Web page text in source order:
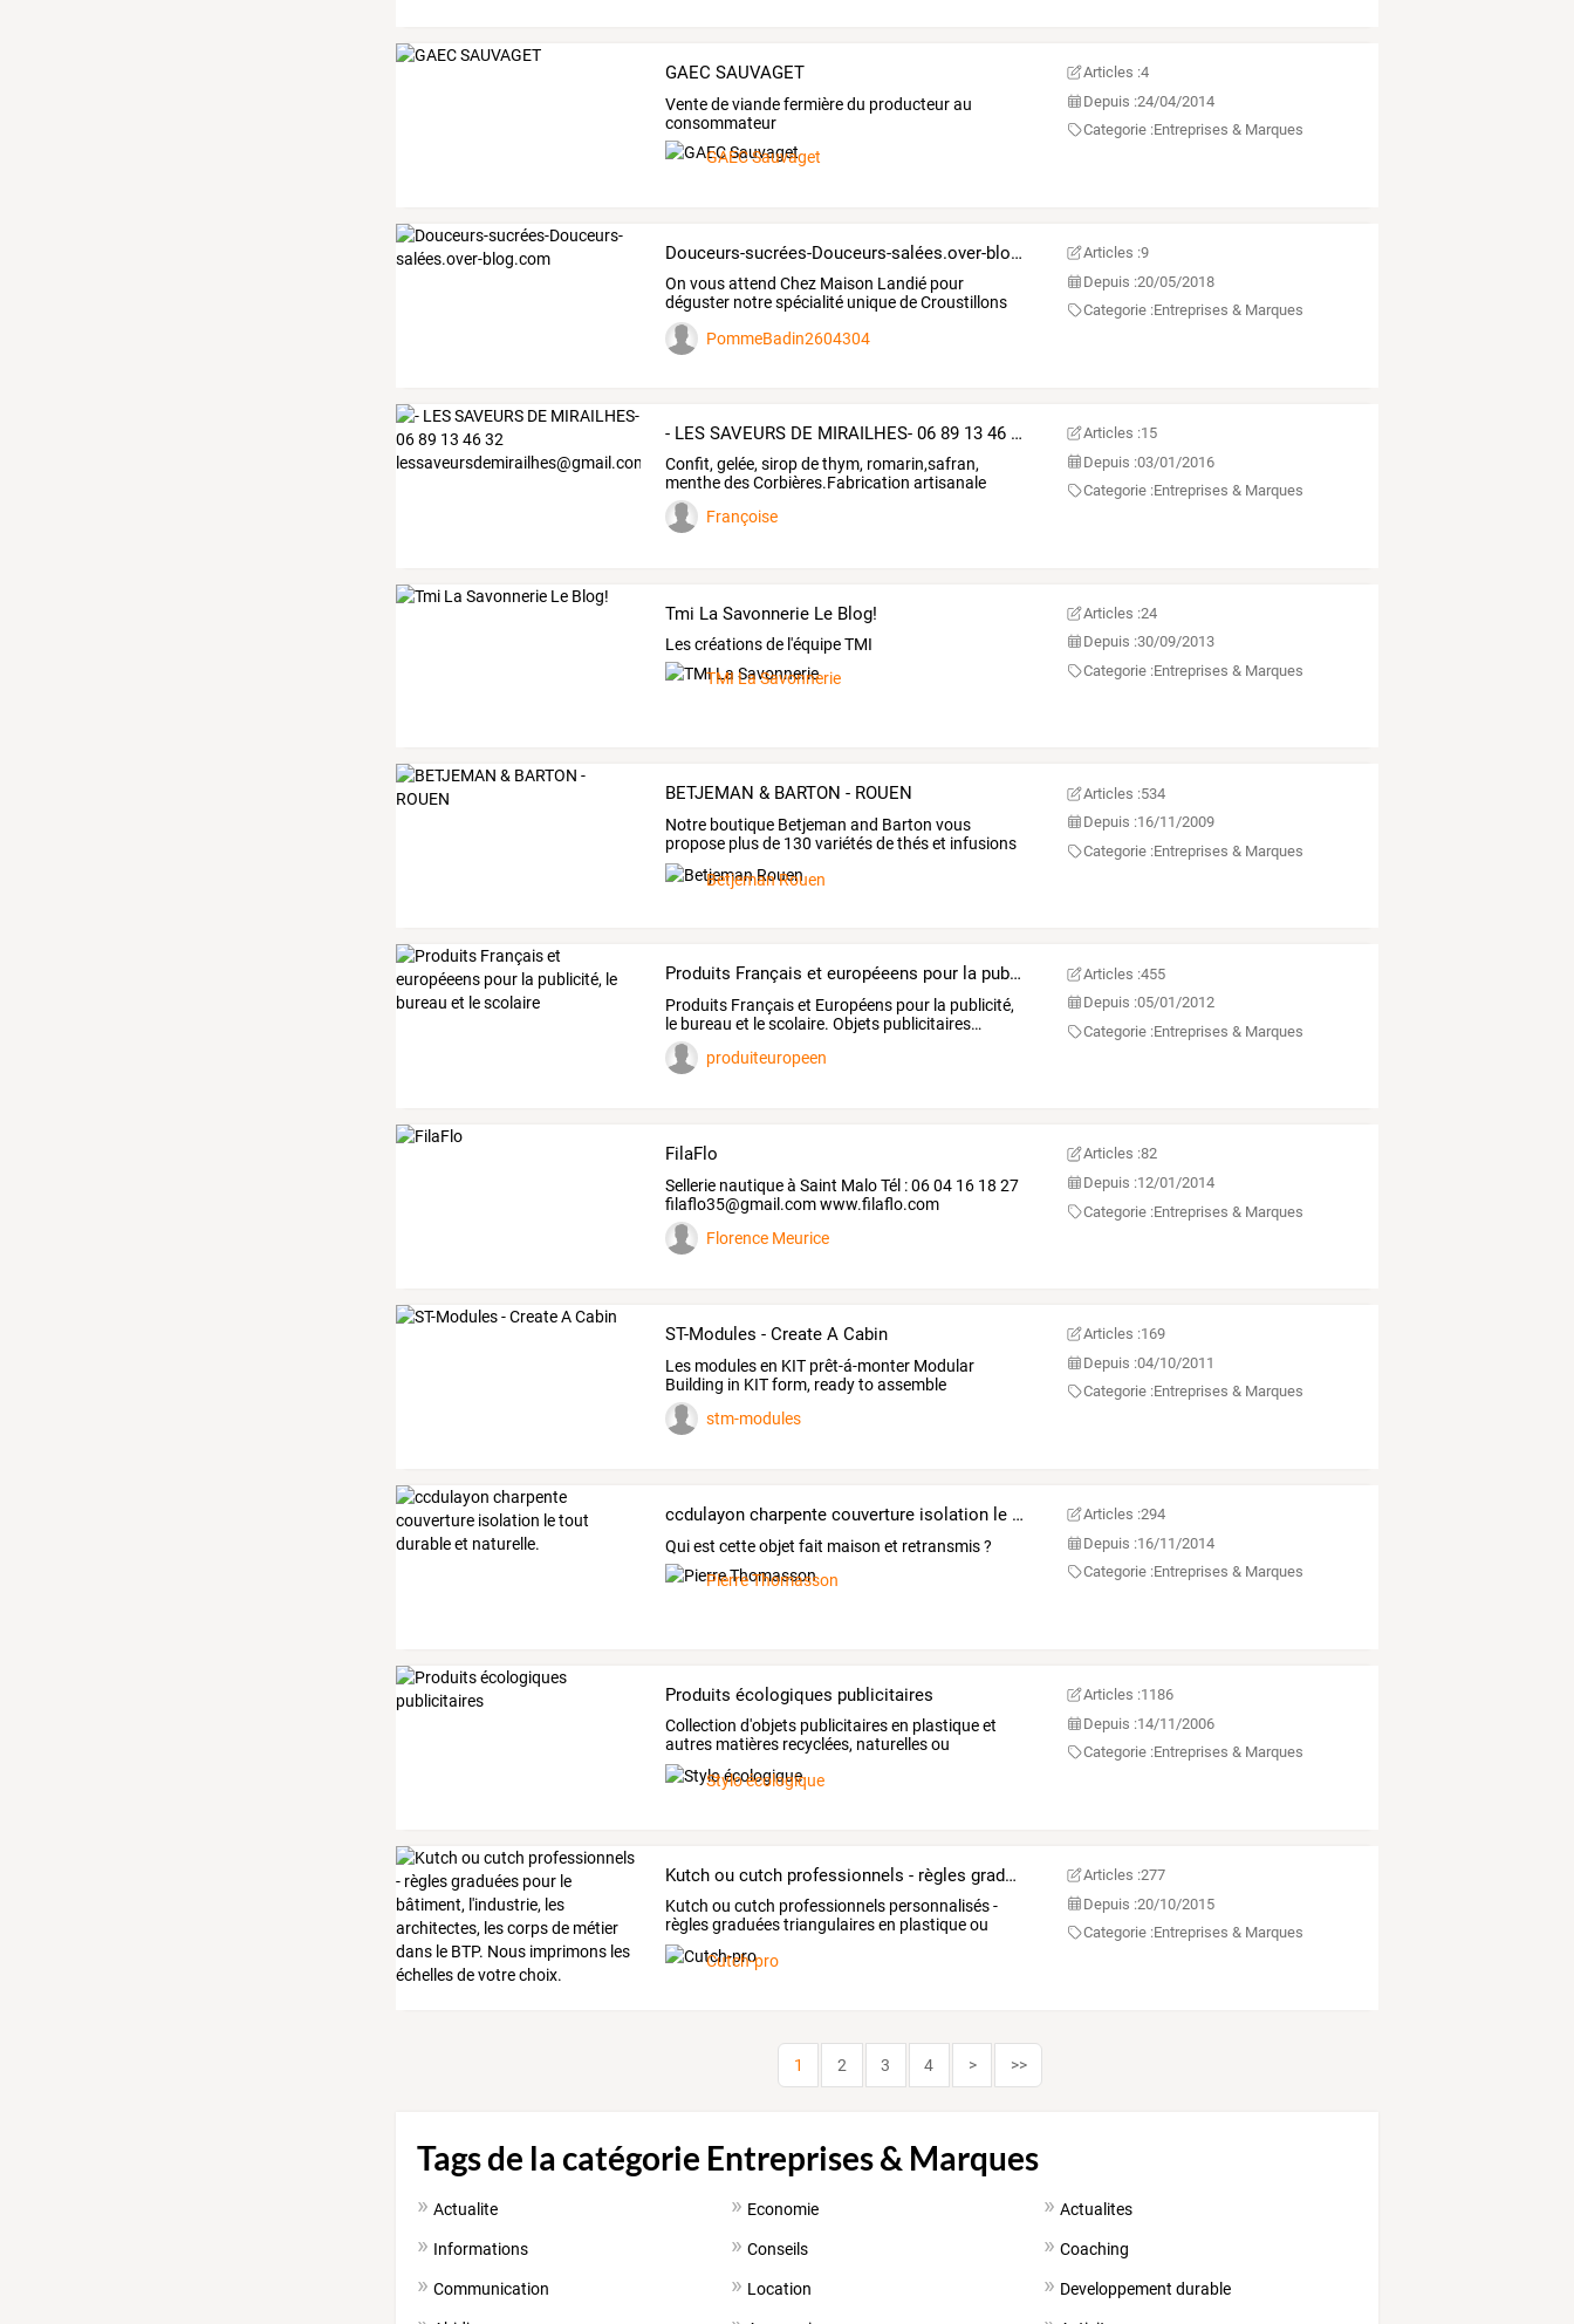
GAEC SAUVAGET
Vente de viande fermière du producteur au
consommateur
GAEC Sauvaget
Articles :4
Depuis :24/04/2014
Categorie :Entreprises & Marques
Douceurs-sucrées-Douceurs-salées.over-blog.com
On vousattend Chez Maison Landié pour
déguster notrespécialité uniquedeCroustillons
surBinic
PommeBadin2604304
Articles :9
Depuis :20/05/2018
Categorie :Entreprises & Marques
- LES SAVEURS DE MIRAILHES- 06 89 13 46 32 lessaveursdemirailhes@gmail.com
Confit, gelée, sirop de thym, romarin,safran,
menthe des Corbières.Fabrication artisanale
Françoise
Articles :15
Depuis :03/01/2016
Categorie :Entreprises & Marques
Tmi La Savonnerie Le Blog!
Les créations de l'équipe TMI
TMI La Savonnerie
Articles :24
Depuis :30/09/2013
Categorie :Entreprises & Marques
BETJEMAN & BARTON - ROUEN
Notre boutique Betjeman and Barton vous
propose plusde 130 variétésdethéset infusions
en
Betjeman Rouen
Articles :534
Depuis :16/11/2009
Categorie :Entreprises & Marques
Produits Français et européeens pour la publicité, le bureau et le scolaire
Produits Françaiset Européens pour la publicité,
le bureau et lescolaire. Objets publicitaires…
produiteuropeen
Articles :455
Depuis :05/01/2012
Categorie :Entreprises & Marques
FilaFlo
Sellerie nautique à Saint Malo Tél : 06 04 16 18 27
filaflo35@gmail.com www.filaflo.com
Florence Meurice
Articles :82
Depuis :12/01/2014
Categorie :Entreprises & Marques
ST-Modules - Create A Cabin
Les modules en KIT prêt-á-monter Modular
Building in KIT form, ready to assemble
stm-modules
Articles :169
Depuis :04/10/2011
Categorie :Entreprises & Marques
ccdulayon charpente couverture isolation le tout durable et naturelle.
Qui est cette objet fait maison et retransmis ?
Pierre Thomasson
Articles :294
Depuis :16/11/2014
Categorie :Entreprises & Marques
Produits écologiques publicitaires
Collection d'objets publicitairesen plastiqueet
autres matières recyclées, naturellesou
biodégradables.
Stylo écologique
Articles :1186
Depuis :14/11/2006
Categorie :Entreprises & Marques
Kutch ou cutch professionnels - règles graduées pour le bâtiment, l'industrie, les architectes, les corps de métier dans le BTP. Nous imprimons les échelles de votre choix.
Kutch ou cutch professionnels personnalisés-
règlesgraduéestriangulairesen plastiqueou
aluminium
Cutch-pro
Articles :277
Depuis :20/10/2015
Categorie :Entreprises & Marques
1 2 3 4 > >>
Tags de la catégorie Entreprises & Marques
Actualite Economie Actualites
Informations Conseils Coaching
Communication Location Developpement durable